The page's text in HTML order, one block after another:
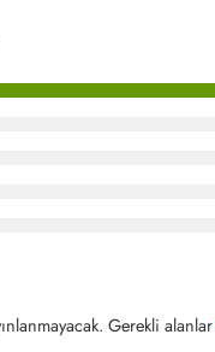
Gerekli alanlar